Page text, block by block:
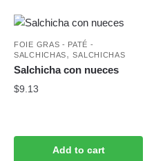
FOIE GRAS - PATÉ -
SALCHICHAS,SALCHICHAS
Salchicha con nueces
$9.13
Add to cart